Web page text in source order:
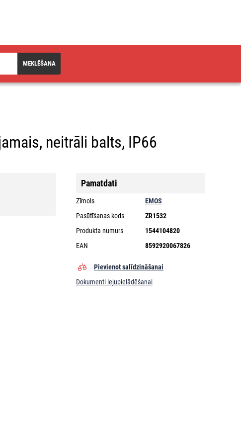
MEKLĒŠANA
neitrāli balts, IP66
Pamatdati
Zīmols
EMOS
Pasūtīšanas kods
ZR1532
Produkta numurs
1544104820
EAN
8592920067826
Pievienot salīdzināšanai
Dokumenti lejupielādēšanai